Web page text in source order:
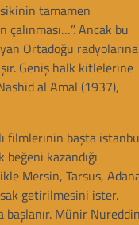
tamamen
Ancak bu
Ortadoğu radyolarına
Geniş halk kitlelerine
al Amal (1937),
filmlerinin başta
kazandığı
Mersin, Tarsus,
getirilmesini ister.
başlanır. Münir Nureddin